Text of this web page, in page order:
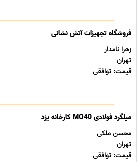
فروشگاه تجهیزات آتش نشانی
زهرا نامدار
تهران
قیمت: توافقی
میلگرد فولادی MO40 کارخانه یزد
محسن ملکی
تهران
قیمت: توافقی